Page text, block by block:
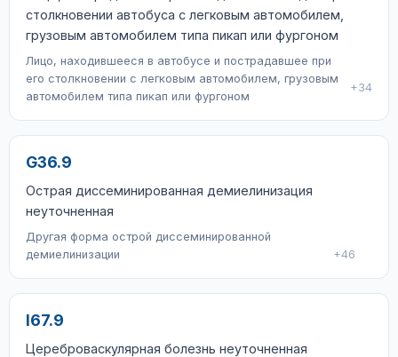
столкновении автобуса с легковым автомобилем,
грузовым автомобилем типа пикап или фургоном
Лицо, находившееся в автобусе и пострадавшее при
его столкновении с легковым автомобилем, грузовым
автомобилем типа пикап или фургоном
+34
G36.9
Острая диссеминированная демиелинизация
неуточненная
Другая форма острой диссеминированной
демиелинизации
+46
I67.9
Цереброваскулярная болезнь неуточненная